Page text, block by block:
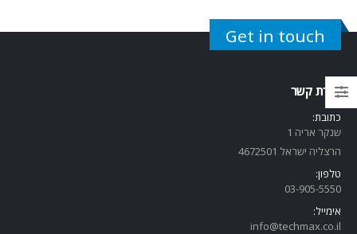
Get in touch
יצירת קשר
כתובת:
שנקר אריה 1
הרצליה ישראל 4672501
טלפון:
03-905-5550
אימייל:
info@techmax.co.il